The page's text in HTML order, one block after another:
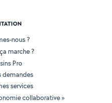
nous ?
marche ?
Pro
demandes
services
collaborative »